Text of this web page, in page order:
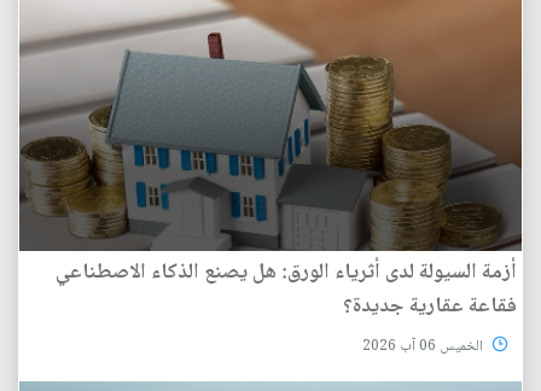
أزمة السيولة لدى أثرياء الورق: هل يصنع الذكاء الاصطناعي
فقاعة عقارية جديدة؟
الخميس 06 آب 2026